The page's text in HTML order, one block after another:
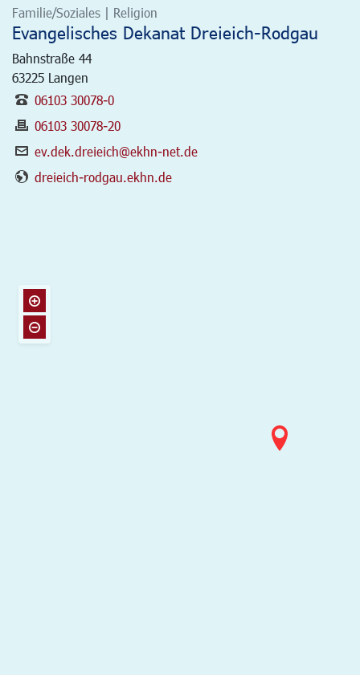
Familie/Soziales | Religion
Evangelisches Dekanat Dreieich-Rodgau
Bahnstraße 44
63225 Langen
06103 30078-0
06103 30078-20
ev.dek.dreieich@ekhn-net.de
dreieich-rodgau.ekhn.de